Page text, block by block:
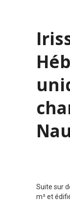
Suite sur
m² et